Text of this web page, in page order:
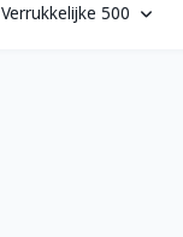
Verrukkelijke 500